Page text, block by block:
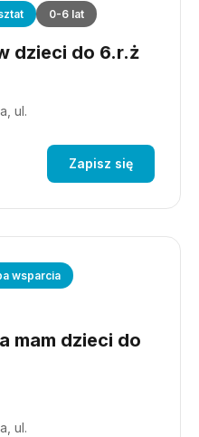
0-6 lat
dzieci do 6.r.ż
ul.
Zapisz się
wsparcia
mam dzieci do
ul.